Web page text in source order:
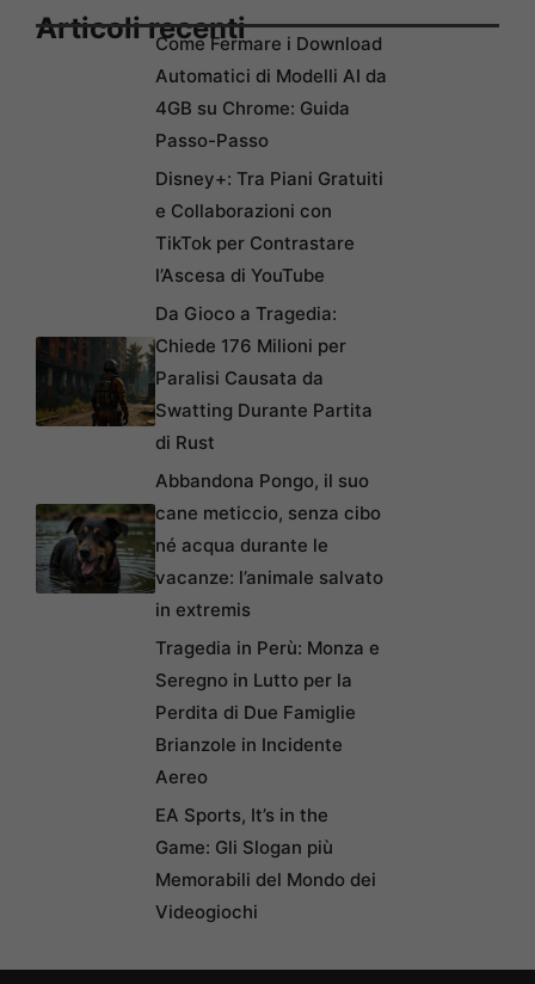
Articoli recentiCome Fermare i Download
Automatici di Modelli AI da
4GB su Chrome: Guida
Passo-Passo
Disney+: Tra Piani Gratuiti
e Collaborazioni con
TikTok per Contrastare
l’Ascesa di YouTube
Da Gioco a Tragedia:
Chiede 176 Milioni per
Paralisi Causata da
Swatting Durante Partita
di Rust
Abbandona Pongo, il suo
cane meticcio, senza cibo
né acqua durante le
vacanze: l’animale salvato
in extremis
Tragedia in Perù: Monza e
Seregno in Lutto per la
Perdita di Due Famiglie
Brianzole in Incidente
Aereo
EA Sports, It’s in the
Game: Gli Slogan più
Memorabili del Mondo dei
Videogiochi